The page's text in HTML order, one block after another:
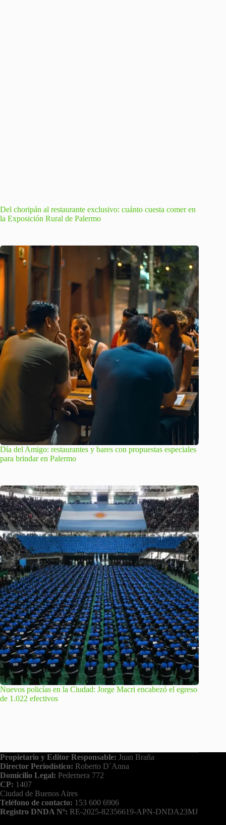
Del choripán al restaurante exclusivo: cuánto cuesta comer en
la Exposición Rural de Palermo
Día del Amigo: restaurantes y bares con propuestas especiales
para brindar en Palermo
Nuevos policías en la Ciudad: Jorge Macri encabezó el egreso
de 1.022 efectivos
Propietario y Editor Responsable: Juan Braña
Director Periodístico: Roberto D´Anna
Domicilio Legal: Pedernera 772
CP: 1407
Ciudad de Buenos Aires
Teléfono de contacto: 153 600 6906
Registro DNDA Nº: RE-2025-82356619-APN-DNDA23MJ